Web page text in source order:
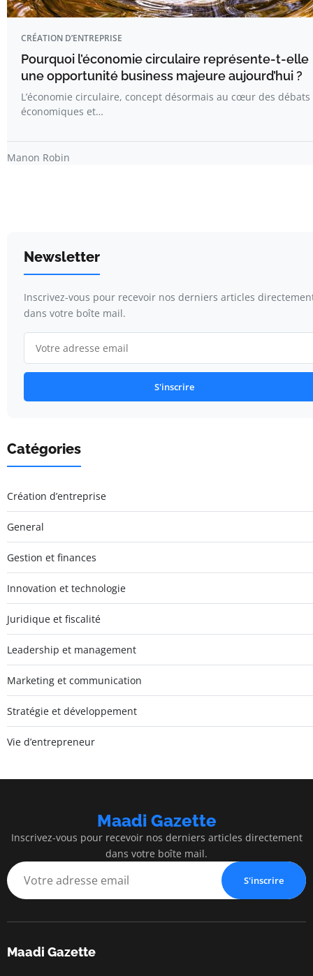
CRÉATION D’ENTREPRISE
Pourquoi l’économie circulaire représente-t-elle
une opportunité business majeure aujourd’hui ?
L’économie circulaire, concept désormais au cœur des débats
économiques et…
Manon Robin
Newsletter
Inscrivez-vous pour recevoir nos derniers articles
dans votre boîte mail.
S'inscrire
Catégories
Création d’entreprise
General
Gestion et finances
Innovation et technologie
Juridique et fiscalité
Leadership et management
Marketing et communication
Stratégie et développement
Vie d’entrepreneur
Maadi Gazette
Inscrivez-vous pour recevoir nos derniers articles directement
dans votre boîte mail.
S'inscrire
Maadi Gazette